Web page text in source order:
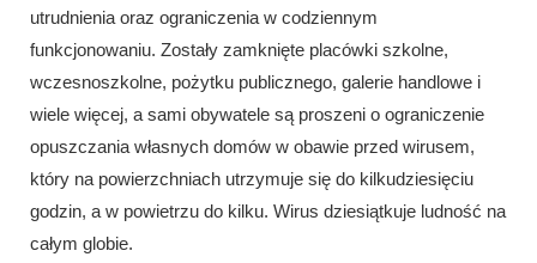
utrudnienia oraz ograniczenia w codziennym
funkcjonowaniu. Zostały zamknięte placówki szkolne,
wczesnoszkolne, pożytku publicznego, galerie handlowe i
wiele więcej, a sami obywatele są proszeni o ograniczenie
opuszczania własnych domów w obawie przed wirusem,
który na powierzchniach utrzymuje się do kilkudziesięciu
godzin, a w powietrzu do kilku. Wirus dziesiątkuje ludność na
całym globie.